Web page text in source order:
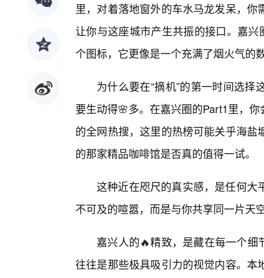
里，对着落地窗外的车水马龙发呆，
让你与这座城市产生共振的接口。嘉
个图标，它更像是一个充满了烟火气的
为什么要在“摘机”的第一时间选
要生动得🌸多。在嘉兴圈的Part1里，
的全网热搜，这里的热榜可能关乎海
的那家精品咖啡馆是否真的值得一试。
这种近在咫尺的真实感，是任何大
不可及的喧嚣，而是与你共享同一片天
嘉兴人的🔥精致，是藏在每一个
往往是那些极具吸引力的视觉内容。